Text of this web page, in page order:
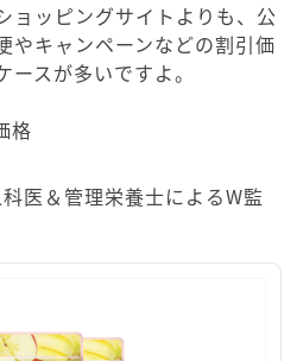
ッピングサイトよりも、公
やキャンペーンなどの割引価
スが多いですよ。
格
科医＆管理栄養士によるW監